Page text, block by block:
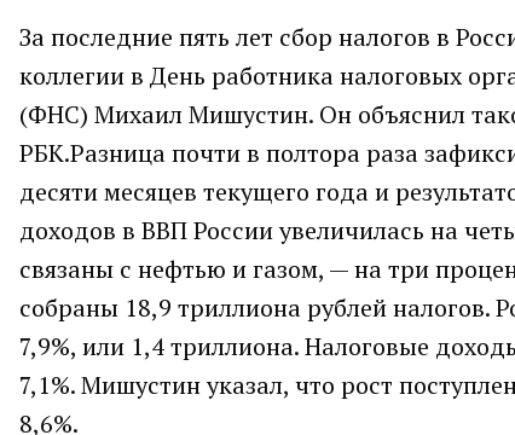
За последние пять лет сбор налогов в
коллегии в День работника налоговых
(ФНС) Михаил Мишустин. Он объяснил
РБК.Разница почти в полтора раза
десяти месяцев текущего года и
доходов в ВВП России увеличилась на
связаны с нефтью и газом, — на три
собраны 18,9 триллиона рублей налогов.
7,9%, или 1,4 триллиона. Налоговые
7,1%. Мишустин указал, что рост
8,6%.